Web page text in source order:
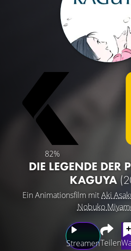
82%
DIE LEGENDE DER
KAGUYA
Ein Animationsfilm mitAki
Nobuko
StreamenTeilen